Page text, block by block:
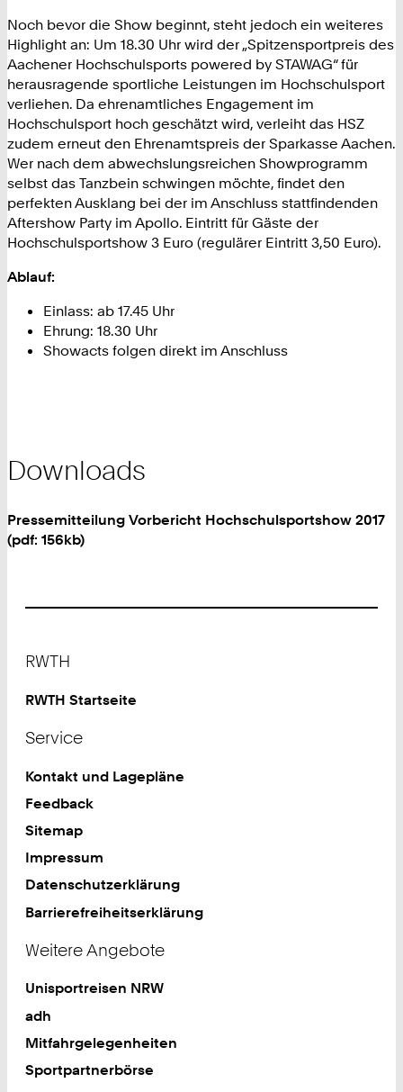
Noch bevor die Show beginnt, steht jedoch ein weiteres
Highlight an: Um 18.30 Uhr wird der „Spitzensportpreis des
Aachener Hochschulsports powered by STAWAG“ für
herausragende sportliche Leistungen im Hochschulsport
verliehen. Da ehrenamtliches Engagement im
Hochschulsport hoch geschätzt wird, verleiht das HSZ
zudem erneut den Ehrenamtspreis der Sparkasse Aachen.
Wer nach dem abwechslungsreichen Showprogramm
selbst das Tanzbein schwingen möchte, findet den
perfekten Ausklang bei der im Anschluss stattfindenden
Aftershow Party im Apollo. Eintritt für Gäste der
Hochschulsportshow 3 Euro (regulärer Eintritt 3,50 Euro).
Ablauf:
Einlass: ab 17.45 Uhr
Ehrung: 18.30 Uhr
Showacts folgen direkt im Anschluss
Downloads
Pressemitteilung Vorbericht Hochschulsportshow 2017
(pdf: 156kb)
RWTH
RWTH Startseite
Service
Kontakt und Lagepläne
Feedback
Sitemap
Impressum
Datenschutzerklärung
Barrierefreiheitserklärung
Weitere Angebote
Unisportreisen NRW
adh
Mitfahrgelegenheiten
Sportpartnerbörse